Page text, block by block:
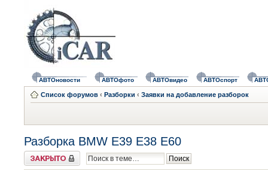
АВТОновости АВТОфото АВТОвидео АВТОспорт
Список форумов ‹ Разборки ‹ Заявки на добавление разборок
Разборка BMW E39 E38 E60
Закрыто